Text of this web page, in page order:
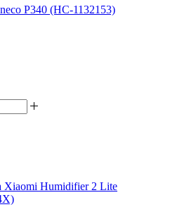
P340 (HC-1132153)